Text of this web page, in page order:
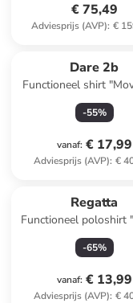
€ 75,49
Adviesprijs (AVP): €
Dare 2b
Functioneel shirt
III" in Terrakotta
-55%
vanaf: € 17,99
Adviesprijs (AVP): €
Regatta
Functioneel poloshirt
II" turquoise
-65%
vanaf: € 13,99
Adviesprijs (AVP): €